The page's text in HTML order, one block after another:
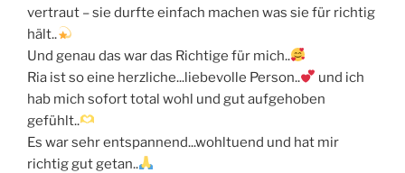
vertraut – sie durfte einfach machen was sie für richtig
hält..
Und genau das war das Richtige für mich..
Ria ist so eine herzliche...liebevolle Person..
und ich
hab mich sofort total wohl und gut aufgehoben
gefühlt..
Es war sehr entspannend...wohltuend und hat mir
richtig gut getan..